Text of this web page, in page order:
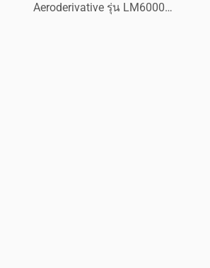
Aeroderivative รุ่น LM6000…